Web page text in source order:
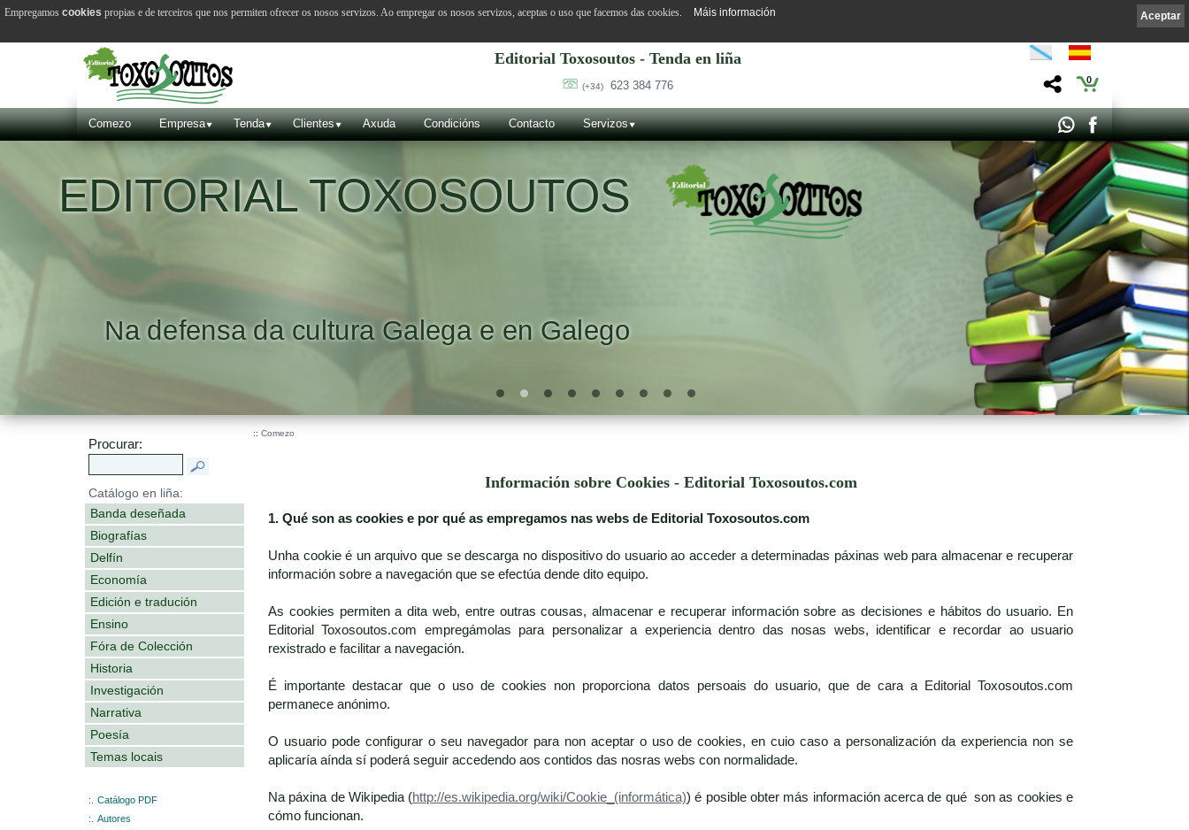
Editorial Toxosoutos - Tenda en liña
(+34) 623 384 776 0
Comezo Empresa Tenda Clientes Axuda Condicións Contacto Servizos
EDITORIAL TOXOSOUTOS
Na defensa da cultura Galega e en Galego
Procurar:
Catálogo en liña:
Banda deseñada
Biografías
Delfín
Economía
Edición e tradución
Ensino
Fóra de Colección
Historia
Investigación
Narrativa
Poesía
Temas locais
:.
Catálogo PDF
:.
Autores
:: Comezo
Información sobre Cookies - Editorial Toxosoutos.com
1. Qué son as cookies e por qué as empregamos nas webs de Editorial Toxosoutos.com
Unha cookie é un arquivo que se descarga no dispositivo do usuario ao acceder a determinadas páxinas web para almacenar e recuperar
información sobre a navegación que se efectúa dende dito equipo.
As cookies permiten a dita web, entre outras cousas, almacenar e recuperar información sobre as decisiones e hábitos do usuario. En
Editorial Toxosoutos.com empregámolas para personalizar a experiencia dentro das nosas webs, identificar e recordar ao usuario
rexistrado e facilitar a navegación.
É importante destacar que o uso de cookies non proporciona datos persoais do usuario, que de cara a Editorial Toxosoutos.com
permanece anónimo.
O usuario pode configurar o seu navegador para non aceptar o uso de cookies, en cuio caso a personalización da experiencia non se
aplicaría aínda sí poderá seguir accedendo aos contidos das nosras webs con normalidade.
Na páxina de Wikipedia (http://es.wikipedia.org/wiki/Cookie_(informática)) é posible obter más información acerca de qué son as cookies e
cómo funcionan.
Aceptar
Empregamos cookies propias e de terceiros que nos permiten ofrecer os nosos servizos. Ao empregar os nosos servizos, aceptas o uso que facemos das cookies. Máis información